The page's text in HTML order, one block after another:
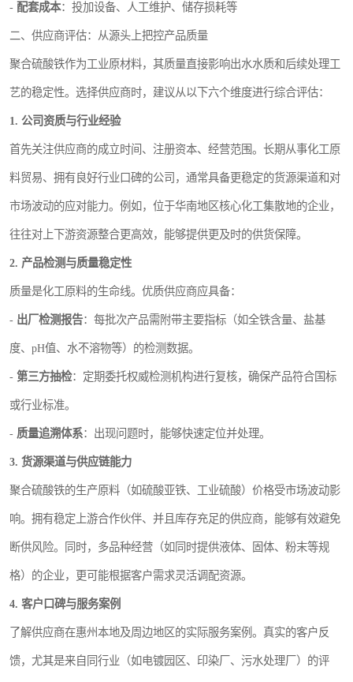
- 配套成本：投加设备、人工维护、储存损耗等
二、供应商评估：从源头上把控产品质量
聚合硫酸铁作为工业原材料，其质量直接影响出水水质和后续处理工
艺的稳定性。选择供应商时，建议从以下六个维度进行综合评估：
1. 公司资质与行业经验
首先关注供应商的成立时间、注册资本、经营范围。长期从事化工原
料贸易、拥有良好行业口碑的公司，通常具备更稳定的货源渠道和对
市场波动的应对能力。例如，位于华南地区核心化工集散地的企业，
往往对上下游资源整合更高效，能够提供更及时的供货保障。
2. 产品检测与质量稳定性
质量是化工原料的生命线。优质供应商应具备：
- 出厂检测报告：每批次产品需附带主要指标（如全铁含量、盐基
度、pH值、水不溶物等）的检测数据。
- 第三方抽检：定期委托权威检测机构进行复核，确保产品符合国标
或行业标准。
- 质量追溯体系：出现问题时，能够快速定位并处理。
3. 货源渠道与供应链能力
聚合硫酸铁的生产原料（如硫酸亚铁、工业硫酸）价格受市场波动影
响。拥有稳定上游合作伙伴、并且库存充足的供应商，能够有效避免
断供风险。同时，多品种经营（如同时提供液体、固体、粉末等规
格）的企业，更可能根据客户需求灵活调配资源。
4. 客户口碑与服务案例
了解供应商在惠州本地及周边地区的实际服务案例。真实的客户反
馈，尤其是来自同行业（如电镀园区、印染厂、污水处理厂）的评